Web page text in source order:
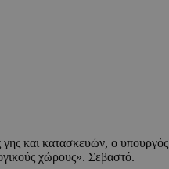
και κατασκευών, ο
χώρους». Σεβαστό.